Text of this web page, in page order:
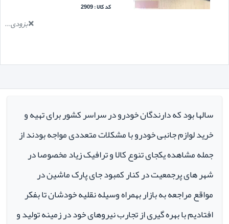
کد کالا : 2909
بزودی...
سالها بود که دارندگان خودرو در سراسر کشور برای تهیه و
خرید لوازم جانبی خودرو با مشکلات متعددی مواجه بودند از
جمله مشاهده یکجای تنوع کالا و ترافیک زیاد مخصوصا در
شهر های پرجمعیت در کنار کمبود جای پارک ماشین در
مواقع مراجعه به بازار بهمراه وسیله نقلیه خودشان تا بفکر
افتادیم با بهره گیری از تجارب نیروهای خود در زمینه تولید و